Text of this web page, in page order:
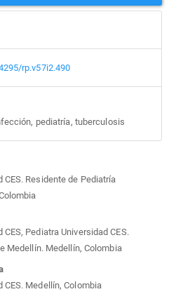
rp.v57i2.490
pediatría, tuberculosis
Residente de Pediatría
Pediatra Universidad CES.
Medellín. Medellín, Colombia
Medellín, Colombia